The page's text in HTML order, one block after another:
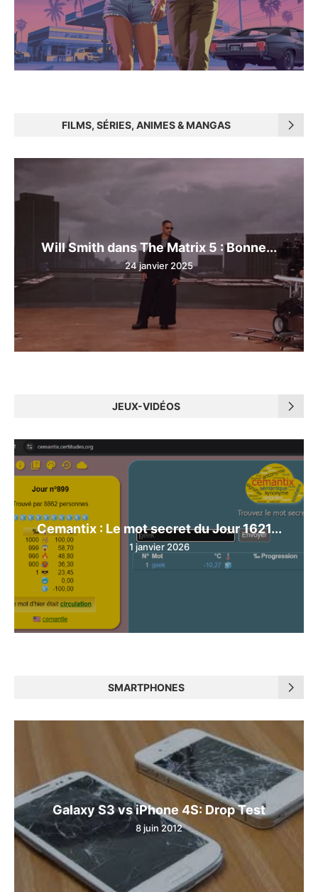
FILMS, SÉRIES, ANIMES & MANGAS
Will Smith dans The Matrix 5 : Bonne...
24 janvier 2025
JEUX-VIDÉOS
Cemantix : Le mot secret du Jour 1621...
1 janvier 2026
SMARTPHONES
Galaxy S3 vs iPhone 4S: Drop Test
8 juin 2012